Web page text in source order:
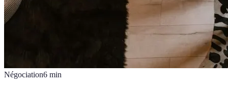
Négociation6 min